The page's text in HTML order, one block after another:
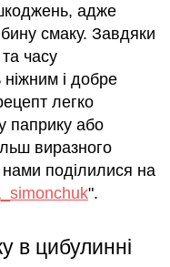
адже
смаку. Завдяки
часу
ніжним і добре
легко
паприку або
виразного
поділилися на
".
в цибулинні